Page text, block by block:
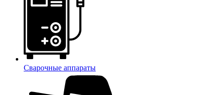
Сварочные аппараты